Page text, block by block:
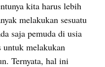
kita harus lebih
melakukan sesuatu
saja pemuda di usia
untuk melakukan
Ternyata, hal ini